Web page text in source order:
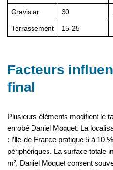
Gravistar 30
Terrassement 15-25
Facteurs
final
Plusieurs éléments modifient le
enrobé Daniel Moquet. La
: l’Île-de-France pratique 5 à 10
périphériques. La surface totale
m², Daniel Moquet consent